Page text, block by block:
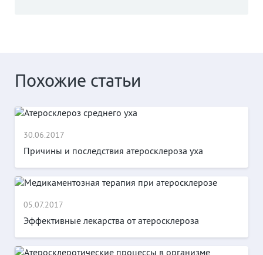
Похожие статьи
30.06.2017
Причины и последствия атеросклероза уха
05.07.2017
Эффективные лекарства от атеросклероза